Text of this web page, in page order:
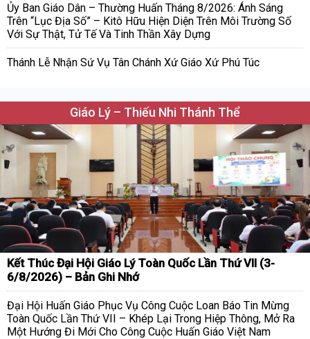
Ủy Ban Giáo Dân – Thường Huấn Tháng 8/2026: Ánh Sáng
Trên “Lục Địa Số” – Kitô Hữu Hiện Diện Trên Môi Trường Số
Với Sự Thật, Tử Tế Và Tinh Thần Xây Dựng
Thánh Lễ Nhận Sứ Vụ Tân Chánh Xứ Giáo Xứ Phú Túc
Giáo Lý – Thiếu Nhi Thánh Thể
Kết Thúc Đại Hội Giáo Lý Toàn Quốc Lần Thứ VII (3-
6/8/2026) – Bản Ghi Nhớ
Đại Hội Huấn Giáo Phục Vụ Công Cuộc Loan Báo Tin Mừng
Toàn Quốc Lần Thứ VII – Khép Lại Trong Hiệp Thông, Mở Ra
Một Hướng Đi Mới Cho Công Cuộc Huấn Giáo Việt Nam